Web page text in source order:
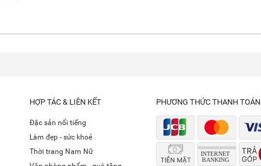
HỢP TÁC & LIÊN KẾT
Đặc sản nổi tiếng
Làm đẹp - sức khoẻ
Thời trang Nam Nữ
PHƯƠNG THỨC THANH TOÁN